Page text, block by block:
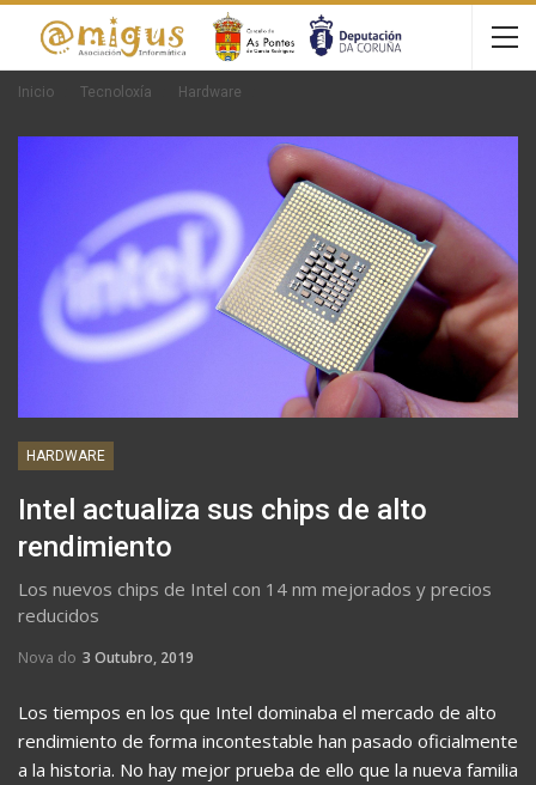
Inicio Tecnoloxía Hardware
HARDWARE
Intel actualiza sus chips de alto
rendimiento
Los nuevos chips de Intel con 14 nm mejorados y precios
reducidos
Nova do 3 Outubro, 2019
Los tiempos en los que Intel dominaba el mercado de alto
rendimiento de forma incontestable han pasado oficialmente
a la historia. No hay mejor prueba de ello que la nueva familia